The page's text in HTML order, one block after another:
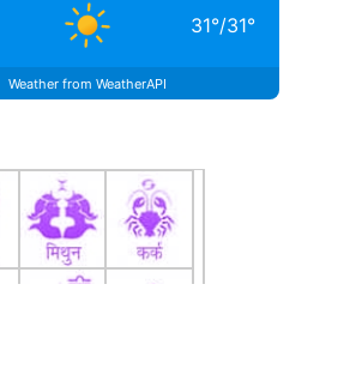
31°/31°
Weather from WeatherAPI